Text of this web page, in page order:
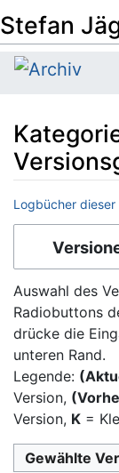
Stefan
Logbücher
Wechseln zu:
Auswahl des
Radiobuttons
drücke die
unteren Rand.
Legende:
Version,
Version, K =